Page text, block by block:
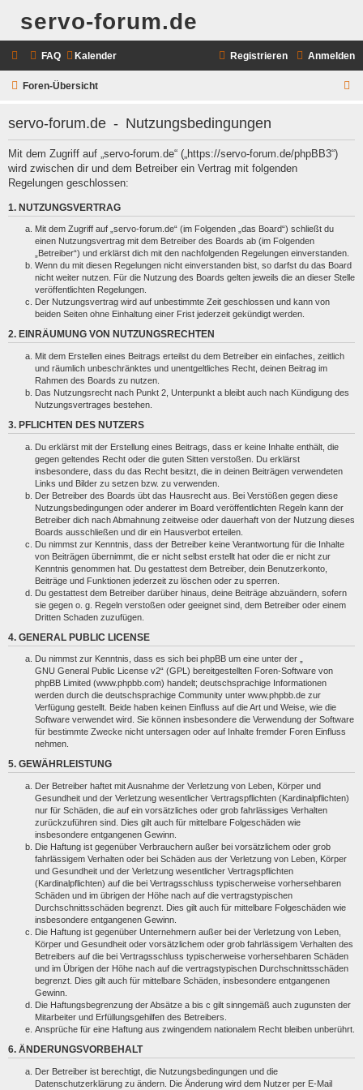
servo-forum.de
FAQ Kalender Anmelden
Registrieren
Foren-Übersicht
servo-forum.de - Nutzungsbedingungen
Mit dem Zugriff auf „servo-forum.de“ („https://servo-forum.de/phpBB3“)
wird zwischen dir und dem Betreiber ein Vertrag mit folgenden
Regelungen geschlossen:
1. NUTZUNGSVERTRAG
Mit dem Zugriff auf „servo-forum.de“ (im Folgenden „das Board“) schließt du
einen Nutzungsvertrag mit dem Betreiber des Boards ab (im Folgenden
„Betreiber“) und erklärst dich mit den nachfolgenden Regelungen einverstanden.
Wenn du mit diesen Regelungen nicht einverstanden bist, so darfst du das Board
nicht weiter nutzen. Für die Nutzung des Boards gelten jeweils die an dieser Stelle
veröffentlichten Regelungen.
Der Nutzungsvertrag wird auf unbestimmte Zeit geschlossen und kann von
beiden Seiten ohne Einhaltung einer Frist jederzeit gekündigt werden.
2. EINRÄUMUNG VON NUTZUNGSRECHTEN
Mit dem Erstellen eines Beitrags erteilst du dem Betreiber ein einfaches, zeitlich
und räumlich unbeschränktes und unentgeltliches Recht, deinen Beitrag im
Rahmen des Boards zu nutzen.
Das Nutzungsrecht nach Punkt 2, Unterpunkt a bleibt auch nach Kündigung des
Nutzungsvertrages bestehen.
3. PFLICHTEN DES NUTZERS
Du erklärst mit der Erstellung eines Beitrags, dass er keine Inhalte enthält, die
gegen geltendes Recht oder die guten Sitten verstoßen. Du erklärst
insbesondere, dass du das Recht besitzt, die in deinen Beiträgen verwendeten
Links und Bilder zu setzen bzw. zu verwenden.
Der Betreiber des Boards übt das Hausrecht aus. Bei Verstößen gegen diese
Nutzungsbedingungen oder anderer im Board veröffentlichten Regeln kann der
Betreiber dich nach Abmahnung zeitweise oder dauerhaft von der Nutzung dieses
Boards ausschließen und dir ein Hausverbot erteilen.
Du nimmst zur Kenntnis, dass der Betreiber keine Verantwortung für die Inhalte
von Beiträgen übernimmt, die er nicht selbst erstellt hat oder die er nicht zur
Kenntnis genommen hat. Du gestattest dem Betreiber, dein Benutzerkonto,
Beiträge und Funktionen jederzeit zu löschen oder zu sperren.
Du gestattest dem Betreiber darüber hinaus, deine Beiträge abzuändern, sofern
sie gegen o. g. Regeln verstoßen oder geeignet sind, dem Betreiber oder einem
Dritten Schaden zuzufügen.
4. GENERAL PUBLIC LICENSE
Du nimmst zur Kenntnis, dass es sich bei phpBB um eine unter der „
GNU General Public License v2“ (GPL) bereitgestellten Foren-Software von
phpBB Limited (www.phpbb.com) handelt; deutschsprachige Informationen
werden durch die deutschsprachige Community unter www.phpbb.de zur
Verfügung gestellt. Beide haben keinen Einfluss auf die Art und Weise, wie die
Software verwendet wird. Sie können insbesondere die Verwendung der Software
für bestimmte Zwecke nicht untersagen oder auf Inhalte fremder Foren Einfluss
nehmen.
5. GEWÄHRLEISTUNG
Der Betreiber haftet mit Ausnahme der Verletzung von Leben, Körper und
Gesundheit und der Verletzung wesentlicher Vertragspflichten (Kardinalpflichten)
nur für Schäden, die auf ein vorsätzliches oder grob fahrlässiges Verhalten
zurückzuführen sind. Dies gilt auch für mittelbare Folgeschäden wie
insbesondere entgangenen Gewinn.
Die Haftung ist gegenüber Verbrauchern außer bei vorsätzlichem oder grob
fahrlässigem Verhalten oder bei Schäden aus der Verletzung von Leben, Körper
und Gesundheit und der Verletzung wesentlicher Vertragspflichten
(Kardinalpflichten) auf die bei Vertragsschluss typischerweise vorhersehbaren
Schäden und im übrigen der Höhe nach auf die vertragstypischen
Durchschnittsschäden begrenzt. Dies gilt auch für mittelbare Folgeschäden wie
insbesondere entgangenen Gewinn.
Die Haftung ist gegenüber Unternehmern außer bei der Verletzung von Leben,
Körper und Gesundheit oder vorsätzlichem oder grob fahrlässigem Verhalten des
Betreibers auf die bei Vertragsschluss typischerweise vorhersehbaren Schäden
und im Übrigen der Höhe nach auf die vertragstypischen Durchschnittsschäden
begrenzt. Dies gilt auch für mittelbare Schäden, insbesondere entgangenen
Gewinn.
Die Haftungsbegrenzung der Absätze a bis c gilt sinngemäß auch zugunsten der
Mitarbeiter und Erfüllungsgehilfen des Betreibers.
Ansprüche für eine Haftung aus zwingendem nationalem Recht bleiben unberührt.
6. ÄNDERUNGSVORBEHALT
Der Betreiber ist berechtigt, die Nutzungsbedingungen und die
Datenschutzerklärung zu ändern. Die Änderung wird dem Nutzer per E-Mail